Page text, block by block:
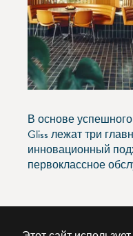
В основе
Gliss лежат три
инновационный
первоклассное